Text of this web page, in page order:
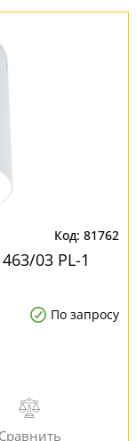
81762
03 PL-1
По запросу